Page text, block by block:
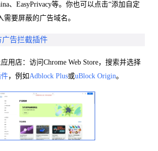
、EasyPrivacy等。你也可以点击“添加自定
需要屏蔽的广告域名。
广告拦截插件
用店：访问Chrome Web Store，搜索并选择
，例如 Adblock Plus或uBlock Origin。